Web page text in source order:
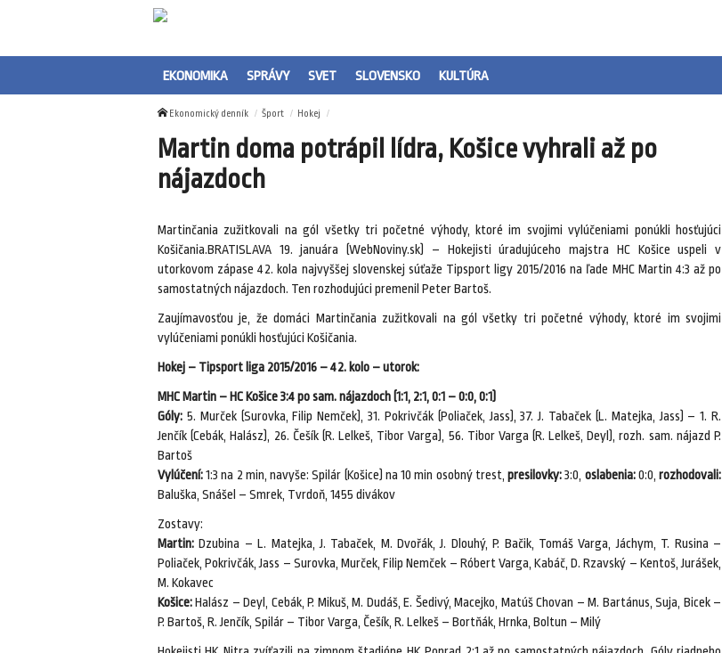
EKONOMIKA SPRÁVY SVET SLOVENSKO KULTÚRA
Ekonomický denník Šport Hokej
Martin doma potrápil lídra, Košice vyhrali až po
nájazdoch
Martinčania zužitkovali na gól všetky tri početné výhody, ktoré im svojimi vylúčeniami ponúkli hosťujúci
Košičania.BRATISLAVA 19. januára (WebNoviny.sk) – Hokejisti úradujúceho majstra HC Košice uspeli v
utorkovom zápase 42. kola najvyššej slovenskej súťaže Tipsport ligy 2015/2016 na ľade MHC Martin 4:3 až po
samostatných nájazdoch. Ten rozhodujúci premenil Peter Bartoš.
Zaujímavosťou je, že domáci Martinčania zužitkovali na gól všetky tri početné výhody, ktoré im svojimi
vylúčeniami ponúkli hosťujúci Košičania.
Hokej – Tipsport liga 2015/2016 – 42. kolo – utorok:
MHC Martin – HC Košice 3:4 po sam. nájazdoch (1:1, 2:1, 0:1 – 0:0, 0:1)
Góly: 5. Murček (Surovka, Filip Nemček), 31. Pokrivčák (Poliaček, Jass), 37. J. Tabaček (L. Matejka, Jass) – 1. R.
Jenčík (Cebák, Halász), 26. Češík (R. Lelkeš, Tibor Varga), 56. Tibor Varga (R. Lelkeš, Deyl), rozh. sam. nájazd P.
Bartoš
Vylúčení:1:3 na 2 min, navyše: Spilár (Košice) na 10 min osobný trest,presilovky:3:0, oslabenia:0:0,rozhodovali:
Baluška, Snášel – Smrek, Tvrdoň, 1455 divákov
Zostavy:
Martin: Dzubina – L. Matejka, J. Tabaček, M. Dvořák, J. Dlouhý, P. Bačik, Tomáš Varga, Jáchym, T. Rusina –
Poliaček, Pokrivčák, Jass – Surovka, Murček, Filip Nemček – Róbert Varga, Kabáč, D. Rzavský – Kentoš, Jurášek,
M. Kokavec
Košice:Halász – Deyl, Cebák, P. Mikuš, M. Dudáš, E. Šedivý, Macejko, Matúš Chovan – M. Bartánus, Suja, Bicek –
P. Bartoš, R. Jenčík, Spilár – Tibor Varga, Češík, R. Lelkeš – Bortňák, Hrnka, Boltun – Milý